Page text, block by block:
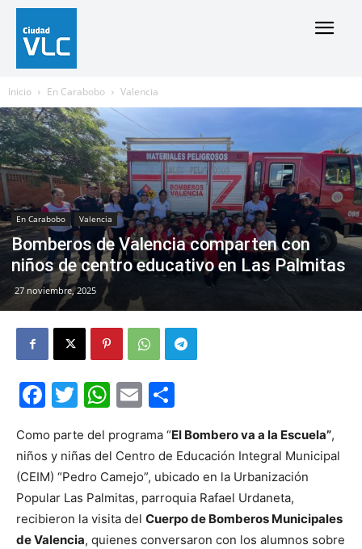
Inicio En Carabobo Valencia
En Carabobo Valencia
Bomberos de Valencia comparten con
niños de centro educativo en Las Palmitas
27 noviembre, 2025
Facebook
Twitter
WhatsApp
Email
Como parte del programa “El Bombero va a la Escuela”,
niños y niñas del Centro de Educación Integral Municipal
(CEIM) “Pedro Camejo”, ubicado en la Urbanización
Popular Las Palmitas, parroquia Rafael Urdaneta,
recibieron la visita del Cuerpo de Bomberos Municipales
de Valencia, quienes conversaron con los alumnos sobre